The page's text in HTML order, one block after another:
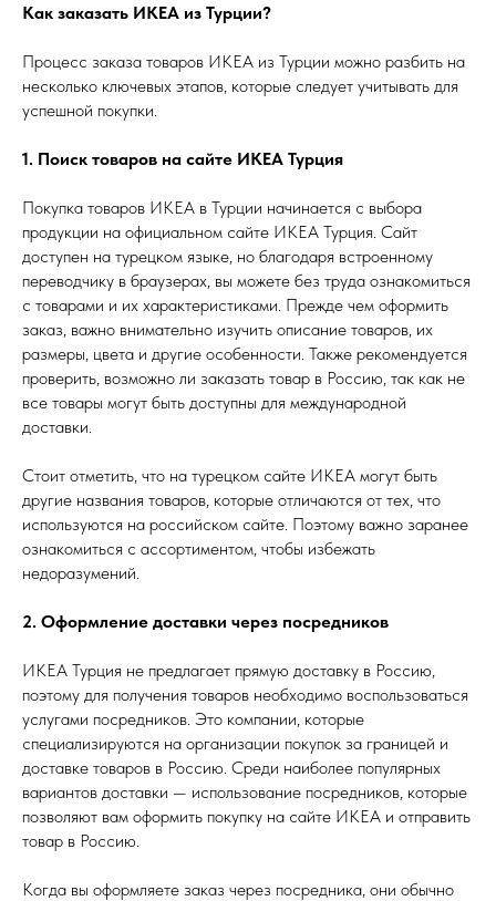
Как заказать ИКЕА из Турции?
Процесс заказа товаров ИКЕА из Турции можно разбить на
несколько ключевых этапов, которые следует учитывать для
успешной покупки.
1. Поиск товаров на сайте ИКЕА Турция
Покупка товаров ИКЕА в Турции начинается с выбора
продукции на официальном сайте ИКЕА Турция. Сайт
доступен на турецком языке, но благодаря встроенному
переводчику в браузерах, вы можете без труда ознакомиться
с товарами и их характеристиками. Прежде чем оформить
заказ, важно внимательно изучить описание товаров, их
размеры, цвета и другие особенности. Также рекомендуется
проверить, возможно ли заказать товар в Россию, так как не
все товары могут быть доступны для международной
доставки.
Стоит отметить, что на турецком сайте ИКЕА могут быть
другие названия товаров, которые отличаются от тех, что
используются на российском сайте. Поэтому важно заранее
ознакомиться с ассортиментом, чтобы избежать
недоразумений.
2. Оформление доставки через посредников
ИКЕА Турция не предлагает прямую доставку в Россию,
поэтому для получения товаров необходимо воспользоваться
услугами посредников. Это компании, которые
специализируются на организации покупок за границей и
доставке товаров в Россию. Среди наиболее популярных
вариантов доставки — использование посредников, которые
позволяют вам оформить покупку на сайте ИКЕА и отправить
товар в Россию.
Когда вы оформляете заказ через посредника, они обычно